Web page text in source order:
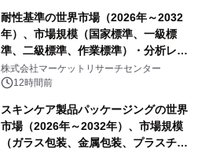
耐性基準の世界市場（2026年～2032
年）、市場規模（国家標準、一級標
準、二級標準、作業標準）・分析レポ
ートを発表
株式会社マーケットリサーチセンター
12時間前
スキンケア製品パッケージングの世界
市場（2026年～2032年）、市場規模
（ガラス包装、金属包装、プラスチッ